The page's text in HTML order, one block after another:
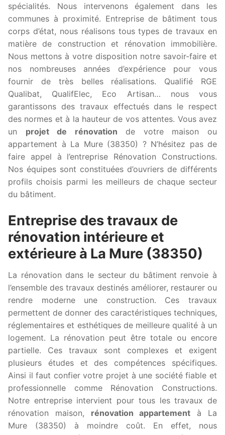
spécialités. Nous intervenons également dans les
communes à proximité. Entreprise de bâtiment tous
corps d’état, nous réalisons tous types de travaux en
matière de construction et rénovation immobilière.
Nous mettons à votre disposition notre savoir-faire et
nos nombreuses années d’expérience pour vous
fournir de très belles réalisations. Qualifié RGE
Qualibat, QualifElec, Eco Artisan… nous vous
garantissons des travaux effectués dans le respect
des normes et à la hauteur de vos attentes. Vous avez
un projet de rénovation de votre maison ou
appartement à La Mure (38350) ? N’hésitez pas de
faire appel à l’entreprise Rénovation Constructions.
Nos équipes sont constituées d’ouvriers de différents
profils choisis parmi les meilleurs de chaque secteur
du bâtiment.
Entreprise des travaux de
rénovation intérieure et
extérieure à La Mure (38350)
La rénovation dans le secteur du bâtiment renvoie à
l’ensemble des travaux destinés améliorer, restaurer ou
rendre moderne une construction. Ces travaux
permettent de donner des caractéristiques techniques,
réglementaires et esthétiques de meilleure qualité à un
logement. La rénovation peut être totale ou encore
partielle. Ces travaux sont complexes et exigent
plusieurs études et des compétences spécifiques.
Ainsi il faut confier votre projet à une société fiable et
professionnelle comme Rénovation Constructions.
Notre entreprise intervient pour tous les travaux de
rénovation maison, rénovation appartement à La
Mure (38350) à moindre coût. En effet, nous